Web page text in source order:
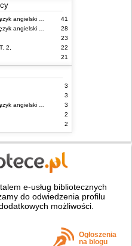
English for railway work : język angielski dla kolejarzy - podręcznik dla zaawansowanych
41
English for railway work : język angielski dla kolejarzy - podręcznik dla początkujących
28
23
2,
22
21
3
3
English for railway work : język angielski dla kolejarzy - podręcznik dla zaawansowanych
3
2
2
e-usług bibliotecznych
do odwiedzenia profilu
możliwości.
Ogłoszenia
na blogu